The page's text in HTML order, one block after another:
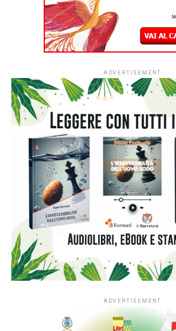
a favore delle biblioteche scolastiche e
campagna nazionale di donazione di
7 al 15 novembre 2026.
L’ingresso di tutti i nidi italiani segna
#ioleggoperché che, dopo dieci anni
scuole, amplia il proprio raggio d’azione
servizi educativi per la primissima
L’apertura nazionale è resa possibile
di Fondazione Cariplo, che dal 2022
sviluppo di #ioleggoperchéLAB-NIDI,
sperimentale dedicato ai nidi
nelle province di Novara e Verbano-
territorio di riferimento della
sperimentazione ha coinvolto fino a
nei contesti più fragili di queste aree,
libri nella quotidianità educativa.
si inserisce nella cornice della sfida di